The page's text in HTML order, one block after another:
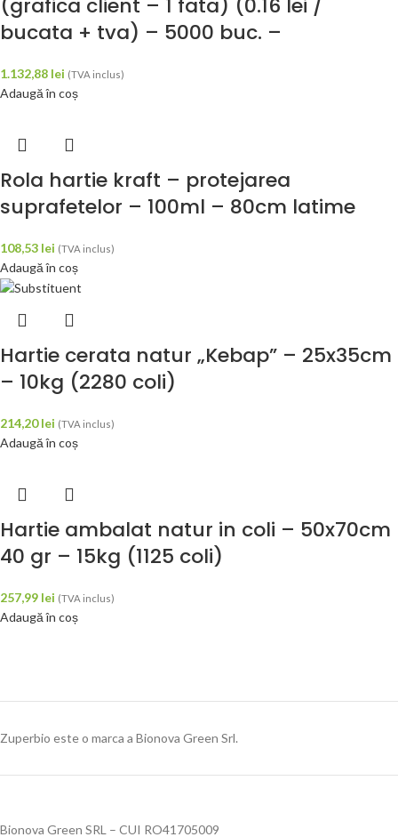
(grafica client – 1 fata) (0.16 lei /
bucata + tva) – 5000 buc. –
1.132,88 lei (TVA inclus)
Adaugă în coș
Rola hartie kraft – protejarea
suprafetelor – 100ml – 80cm latime
108,53 lei (TVA inclus)
Adaugă în coș
Hartie cerata natur „Kebap” – 25x35cm
– 10kg (2280 coli)
214,20lei (TVA inclus)
Adaugă în coș
Hartie ambalat natur in coli – 50x70cm
40 gr – 15kg (1125 coli)
257,99 lei (TVA inclus)
Adaugă în coș
Zuperbio este o marca a Bionova Green Srl.
Bionova Green SRL – CUI RO41705009